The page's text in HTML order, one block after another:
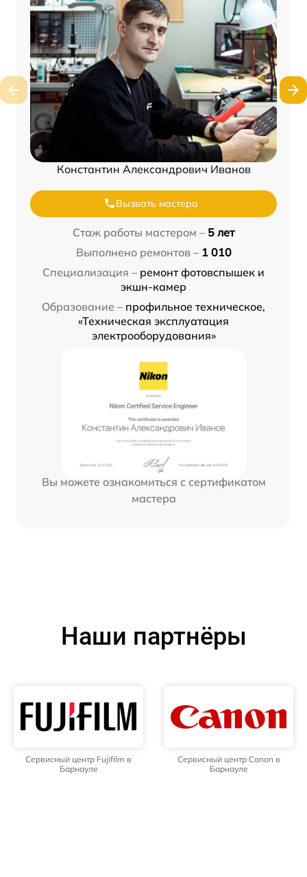
Константин Александрович Иванов
Вызвать мастера
Стаж работы мастером – 5 лет
Выполнено ремонтов – 1 010
Специализация – ремонт фотовспышек и
экшн-камер
Образование – профильное техническое,
«Техническая эксплуатация
электрооборудования»
Вы можете ознакомиться с сертификатом
мастера
Наши партнёры
Сервисный центр Fujifilm в
Барнауле
Сервисный центр Canon в
Барнауле